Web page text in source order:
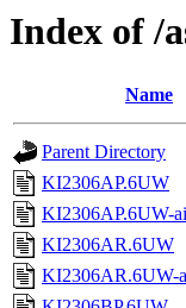
Index of /
Name
Parent Directory
KI2306AP.6UW
KI2306AP.6UW-
KI2306AR.6UW
KI2306AR.6UW-